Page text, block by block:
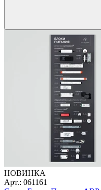
НОВИНКА
Арт.: 061161